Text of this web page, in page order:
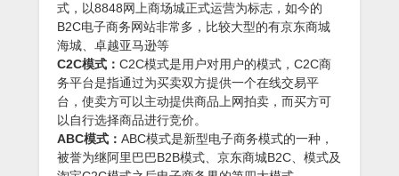
式，以8848网上商场城正式运营为标志，如今的
B2C电子商务网站非常多，比较大型的有京东商城
海城、卓越亚马逊等
C2C模式： C2C模式是用户对用户的模式，C2C商
务平台是指通过为买卖双方提供一个在线交易平
台，使卖方可以主动提供商品上网拍卖，而买方可
以自行选择商品进行竞价。
ABC模式： ABC模式是新型电子商务模式的一种，
被誉为继阿里巴巴B2B模式、京东商城B2C、模式及